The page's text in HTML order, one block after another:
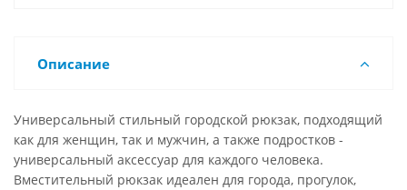
Описание
Универсальный стильный городской рюкзак, подходящий
как для женщин, так и мужчин, а также подростков -
универсальный аксессуар для каждого человека.
Вместительный рюкзак идеален для города, прогулок,